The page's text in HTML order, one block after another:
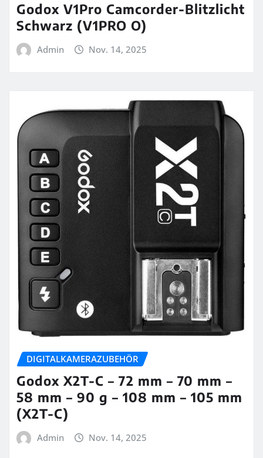
Godox V1Pro Camcorder-Blitzlicht
Schwarz (V1PRO O)
Admin Nov. 14, 2025
DIGITALKAMERAZUBEHÖR
Godox X2T-C – 72 mm – 70 mm –
58 mm – 90 g – 108 mm – 105 mm
(X2T-C)
Admin Nov. 14, 2025